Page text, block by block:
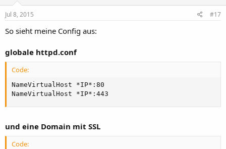
Jul 8, 2015 #17
So sieht meine Config aus:
globale httpd.conf
Code:
NameVirtualHost *IP*:80
NameVirtualHost *IP*:443
und eine Domain mit SSL
Code: